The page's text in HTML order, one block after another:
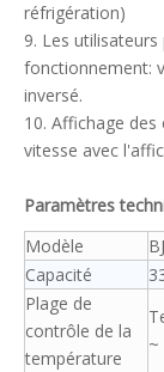
réfrigération)
9. Les
fonctionnement:
inversé.
10. Affichage
vitesse avec
Paramètres
Modèle
Capacité
Plage de
contrôle de la
température